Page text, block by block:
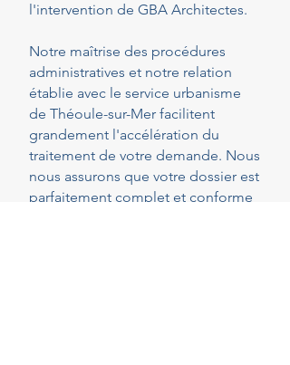
l'intervention de GBA Architectes.
Notre maîtrise des procédures
administratives et notre relation
établie avec le service urbanisme
de Théoule-sur-Mer facilitent
grandement l'accélération du
traitement de votre demande. Nous
nous assurons que votre dossier est
parfaitement complet et conforme